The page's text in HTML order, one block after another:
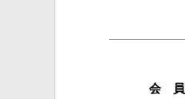
会 員